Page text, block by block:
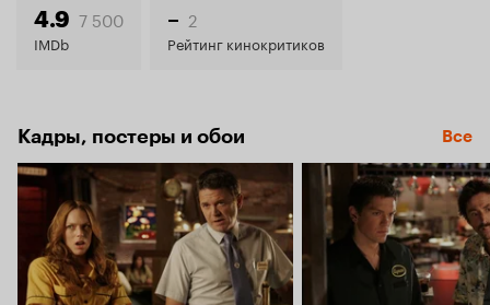
4.3
4.9 7 500
IMDb
– 2
Рейтинг кинокритиков
Кадры, постеры и обои Все